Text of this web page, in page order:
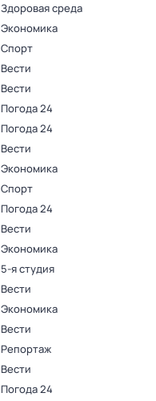
Здоровая среда
Экономика
Спорт
Вести
Вести
Погода 24
Погода 24
Вести
Экономика
Спорт
Погода 24
Вести
Экономика
5-я студия
Вести
Экономика
Вести
Репортаж
Вести
Погода 24